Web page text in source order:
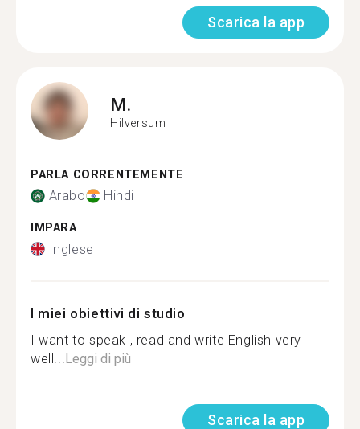
Scarica la app
M.
Hilversum
PARLA CORRENTEMENTE
Arabo Hindi
IMPARA
Inglese
I miei obiettivi di studio
I want to speak , read and write English very
well... Leggi di più
Scarica la app